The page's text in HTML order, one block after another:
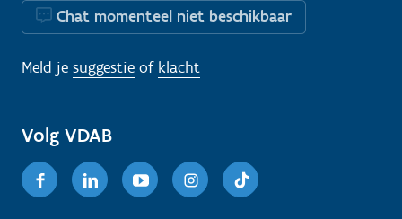
Chat momenteel niet beschikbaar
Meld je suggestie of klacht
Volg VDAB
FacebookLinkedinYoutubeInstagram